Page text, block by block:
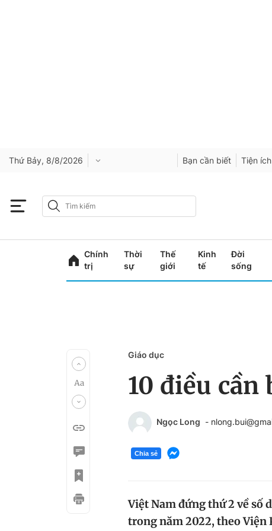
Thứ Bảy, 8/8/2026 Bạn cần biết Tiện ích
Chính
trị
Thời
sự
Thế
giới
Kinh
tế
Đời
sống
Giáo dục
10 điều
Ngọc Long -
Chia sẻ
Việt Nam đứng thứ 2 về số
trong năm 2022, theo Viện